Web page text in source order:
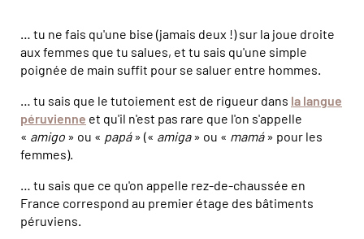
… tu ne fais qu'une bise (jamais deux !) sur la joue droite
aux femmes que tu salues, et tu sais qu'une simple
poignée de main suffit pour se saluer entre hommes.
… tu sais que le tutoiement est de rigueur dans la langue
péruvienne et qu'il n'est pas rare que l'on s'appelle
« amigo » ou « papá» (« amiga» ou « mamá» pour les
femmes).
… tu sais que ce qu'on appelle rez-de-chaussée en
France correspond au premier étage des bâtiments
péruviens.